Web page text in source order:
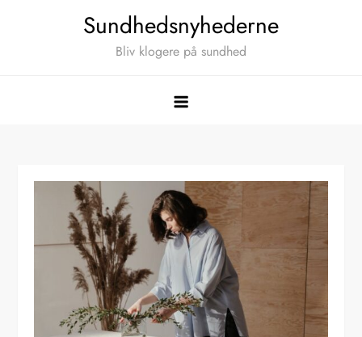
Sundhedsnyhederne
Bliv klogere på sundhed